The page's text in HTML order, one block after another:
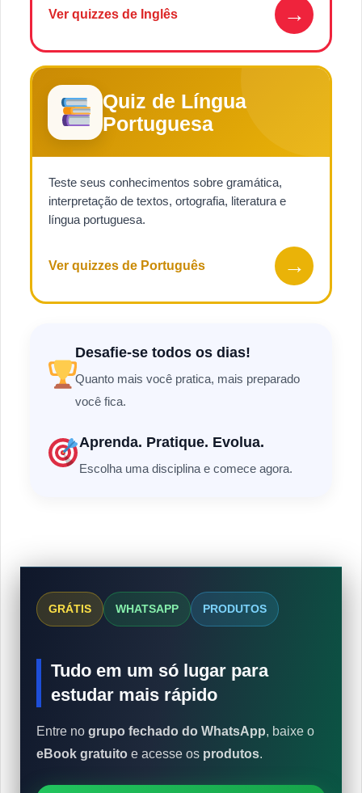
Ver quizzes de Inglês →
Quiz de Língua
Portuguesa
Teste seus conhecimentos sobre gramática,
interpretação de textos, ortografia, literatura e
língua portuguesa.
Ver quizzes de Português →
Desafie-se todos os dias!
Quanto mais você pratica, mais preparado
você fica.
Aprenda. Pratique. Evolua.
Escolha uma disciplina e comece agora.
GRÁTIS WHATSAPP PRODUTOS
Tudo em um só lugar para
estudar mais rápido
Entre no grupo fechado do WhatsApp, baixe o
eBook gratuito e acesse os produtos.